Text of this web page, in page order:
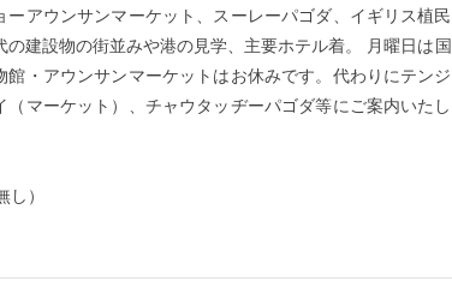
ーアウンサンマーケット、スーレーパゴダ、イギリス植民
の建設物の街並みや港の見学、主要ホテル着。 月曜日は国
館・アウンサンマーケットはお休みです。代わりにテンジ
（マーケット）、チャウタッヂーパゴダ等にご案内いたし
）